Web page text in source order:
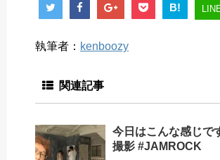
B!
執筆者： kenboozy
関連記事
今日はこんな感じで
撮影 #JAMROCK